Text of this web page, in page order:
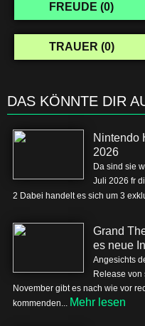
FREUDE (0)
TRAUER (0)
DAS KÖNNTE DIR
Nintendo
2026
Da sind sie
Juli 2026 fr
2 Dabei handelt es sich um 3
Grand
es neue
Angesichts
Release von
November gibt es nach wie vor
kommenden... Mehr lesen